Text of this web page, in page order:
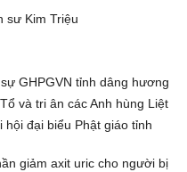
sư Kim Triệu
GHPGVN tỉnh dâng hương
và tri ân các Anh hùng Liệt
đại biểu Phật giáo tỉnh
giảm axit uric cho người bị